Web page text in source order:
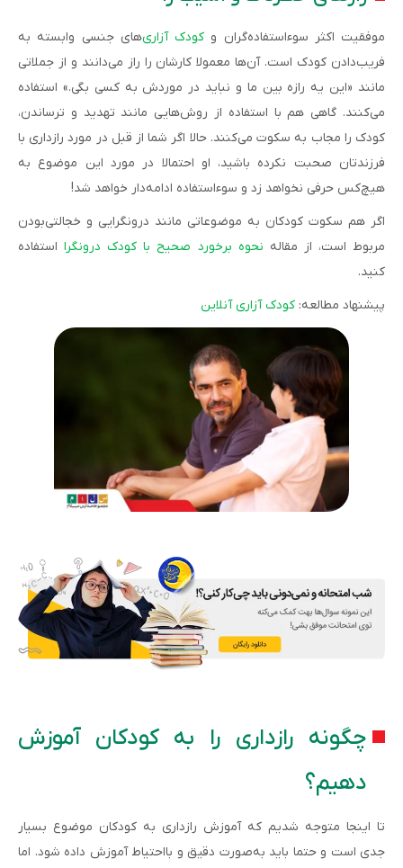
موفقیت اکثر سوءاستفاده‌گران و کودک آزاری‌‌های جنسی وابسته به
فریب‌دادن کودک است. آن‌ها معمولا کارشان را راز می‌دانند و از جملاتی
مانند «این یه رازه بین ما و نباید در موردش به کسی بگی.» استفاده
می‌کنند. گاهی هم با استفاده از روش‌هایی مانند تهدید و ترساندن،
کودک را مجاب به سکوت می‌کنند. حالا اگر شما از قبل در مورد رازداری با
فرزندتان صحبت نکرده باشید، او احتمالا در مورد این موضوع به
هیچ‌کس حرفی نخواهد زد و سوءاستفاده ادامه‌دار خواهد شد!
اگر هم سکوت کودکان به موضوعاتی مانند درونگرایی و خجالتی‌بودن
مربوط است، از مقاله نحوه برخورد صحیح با کودک درونگرااستفاده
کنید.
پیشنهاد مطالعه: کودک آزاری آنلاین
چگونه رازداری را به کودکان آموزش
دهیم؟
تا اینجا متوجه شدیم که آموزش رازداری به کودکان موضوع بسیار
جدی است و حتما باید به‌صورت دقیق و بااحتیاط آموزش داده شود. اما